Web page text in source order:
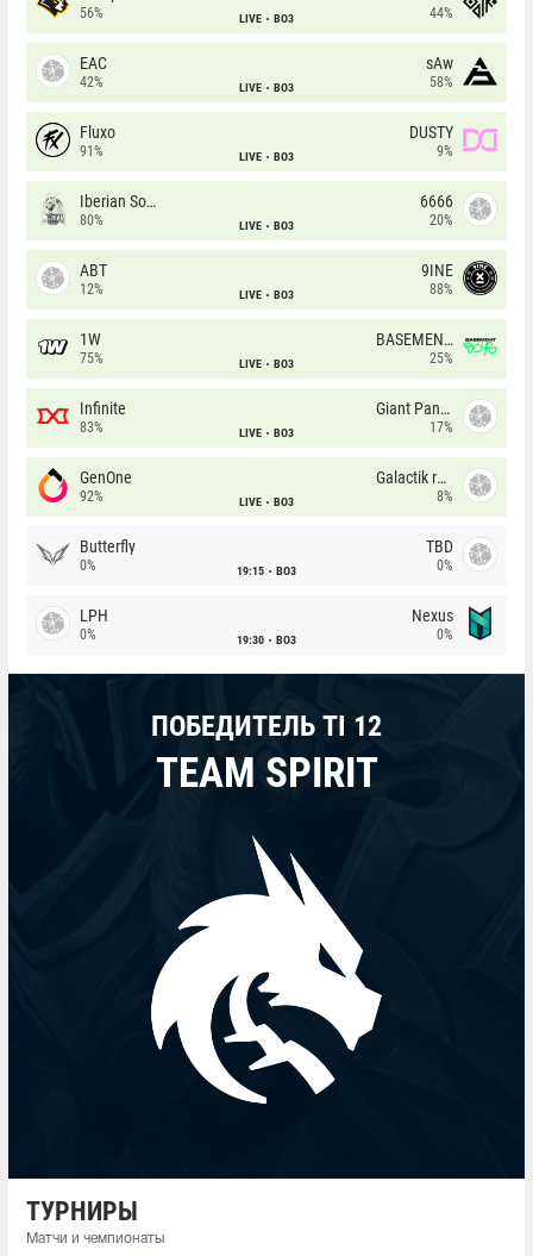
56% LIVE BO3 44%
EAC
42% LIVE BO3
sAw
58%
Fluxo
91% LIVE BO3
DUSTY
9%
Iberian Soul
80% LIVE BO3
6666
20%
ABT
12% LIVE BO3
9INE
88%
1W
75% LIVE BO3
BASEMENT BOYS
25%
Infinite
83% LIVE BO3
Giant Pandas
17%
GenOne
92% LIVE BO3
Galactik rebels
8%
Butterfly
0% 19:15 BO3
TBD
0%
LPH
0% 19:30 BO3
Nexus
0%
ПОБЕДИТЕЛЬ TI 12
TEAM SPIRIT
ТУРНИРЫ
Матчи и чемпионаты